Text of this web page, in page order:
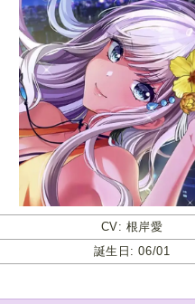
CV: 根岸愛
誕生日: 06/01